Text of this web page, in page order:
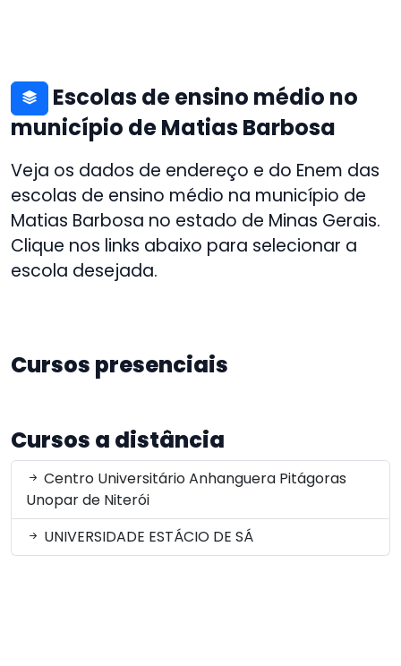
Escolas de ensino médio no
município de Matias Barbosa
Veja os dados de endereço e do Enem das
escolas de ensino médio na município de
Matias Barbosa no estado de Minas Gerais.
Clique nos links abaixo para selecionar a
escola desejada.
Cursos presenciais
Cursos a distância
Centro Universitário Anhanguera Pitágoras
Unopar de Niterói
UNIVERSIDADE ESTÁCIO DE SÁ